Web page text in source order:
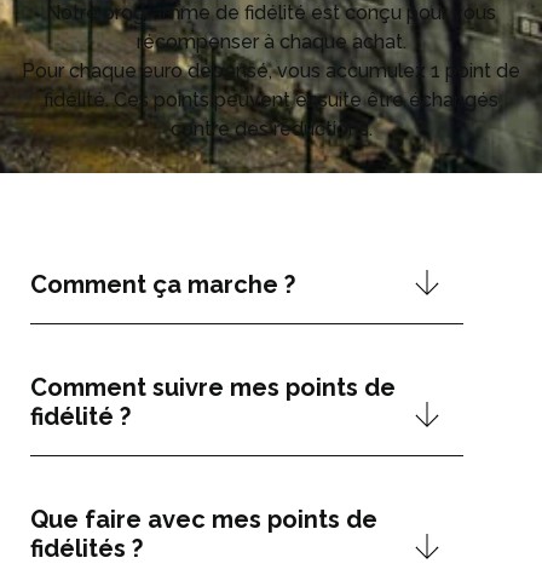
Notre programme de fidélité est conçu pour vous
récompenser à chaque achat.
Pour chaque euro dépensé, vous accumulez 1 point de
fidélité. Ces points peuvent ensuite être échangés
contre des réductions.
Comment ça marche ?
Comment suivre mes points de
fidélité ?
Que faire avec mes points de
fidélités ?